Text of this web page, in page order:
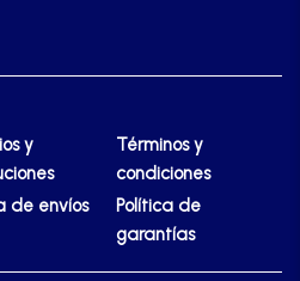
y
Términos y
condiciones
de envíos
Política de
garantías